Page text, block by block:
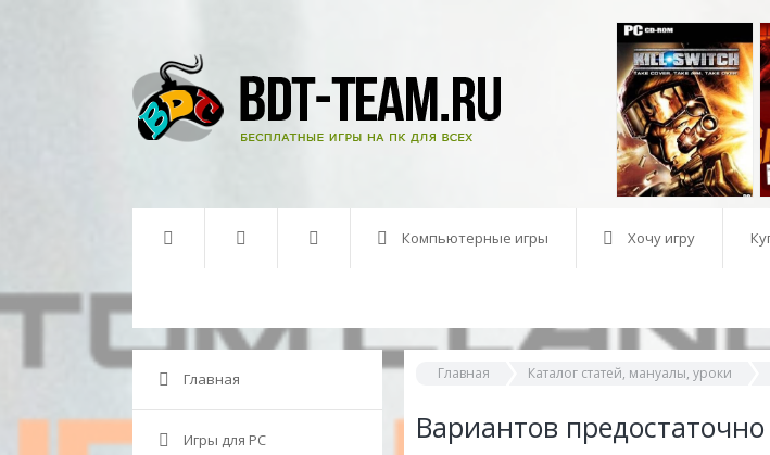
Компьютерные игры Хочу игру
Главная
Игры для PC
Главная Каталог статей, мануалы, уроки
Вариантов предостаточно